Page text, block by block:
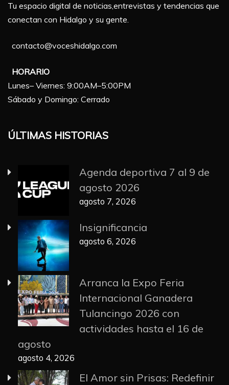
Tu espacio digital de noticias,entrevistas y tendencias que
conectan con Hidalgo y su gente.
contacto@voceshidalgo.com
HORARIO
Lunes– Viernes: 9:00AM–5:00PM
Sábado y Domingo: Cerrado
ÚLTIMAS HISTORIAS
Agenda deportiva 7 al 9 de
agosto 2026
agosto 7, 2026
Insignificancia
agosto 6, 2026
Arranca la Expo Feria
Internacional Ganadera
Tulancingo 2026 con
actividades hasta el 16 de
agosto
agosto 4, 2026
El Amor sin Prisas: Redefinir